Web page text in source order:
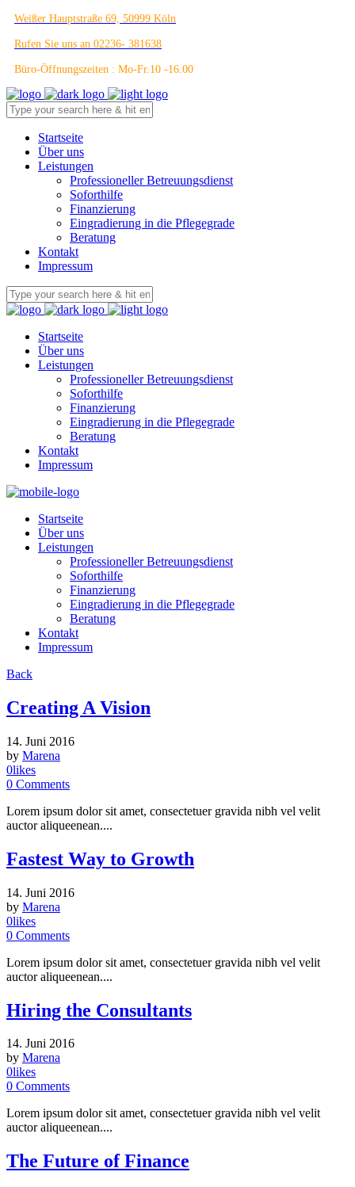
Weißer Hauptstraße 69, 50999 Köln
Rufen Sie uns an 02236- 381638
Büro-Öffnungszeiten : Mo-Fr.10 -16.00
Startseite
Über uns
Leistungen
Professioneller Betreuungsdienst
Soforthilfe
Finanzierung
Eingradierung in die Pflegegrade
Beratung
Kontakt
Impressum
Startseite
Über uns
Leistungen
Professioneller Betreuungsdienst
Soforthilfe
Finanzierung
Eingradierung in die Pflegegrade
Beratung
Kontakt
Impressum
Startseite
Über uns
Leistungen
Professioneller Betreuungsdienst
Soforthilfe
Finanzierung
Eingradierung in die Pflegegrade
Beratung
Kontakt
Impressum
Back
Creating A Vision
14. Juni 2016
by Marena
0likes
0 Comments
Lorem ipsum dolor sit amet, consectetuer gravida nibh vel velit
auctor aliqueenean....
Fastest Way to Growth
14. Juni 2016
by Marena
0likes
0 Comments
Lorem ipsum dolor sit amet, consectetuer gravida nibh vel velit
auctor aliqueenean....
Hiring the Consultants
14. Juni 2016
by Marena
0likes
0 Comments
Lorem ipsum dolor sit amet, consectetuer gravida nibh vel velit
auctor aliqueenean....
The Future of Finance